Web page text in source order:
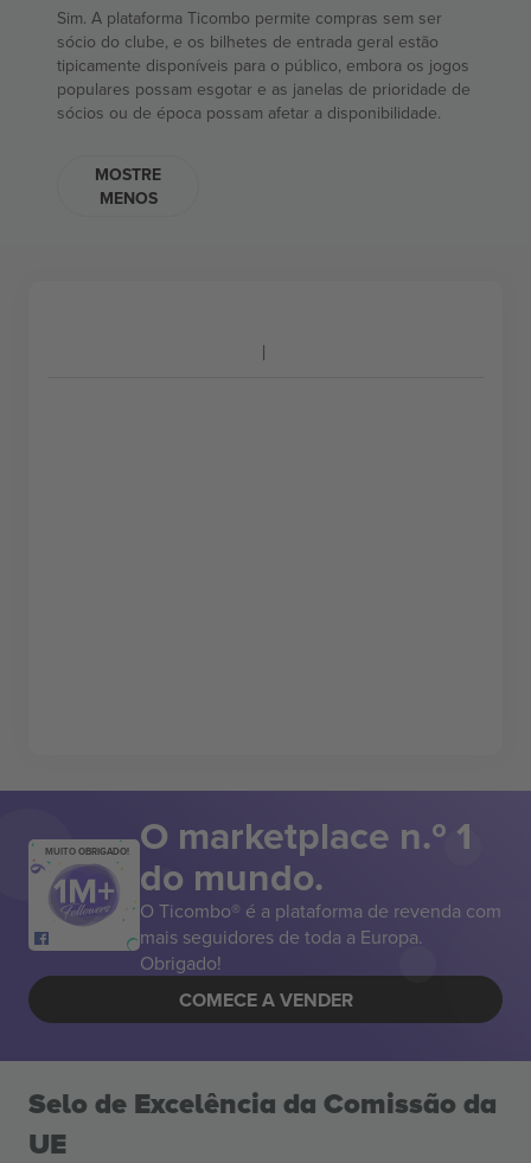
Sim. A plataforma Ticombo permite compras sem ser
sócio do clube, e os bilhetes de entrada geral estão
tipicamente disponíveis para o público, embora os jogos
populares possam esgotar e as janelas de prioridade de
sócios ou de época possam afetar a disponibilidade.
MOSTRE
MENOS
MUITO OBRIGADO! O marketplace n.º 1
do mundo.
O Ticombo® é a plataforma de revenda com
mais seguidores de toda a Europa.
Obrigado!
COMECE A VENDER
Selo de Excelência da Comissão da
UE